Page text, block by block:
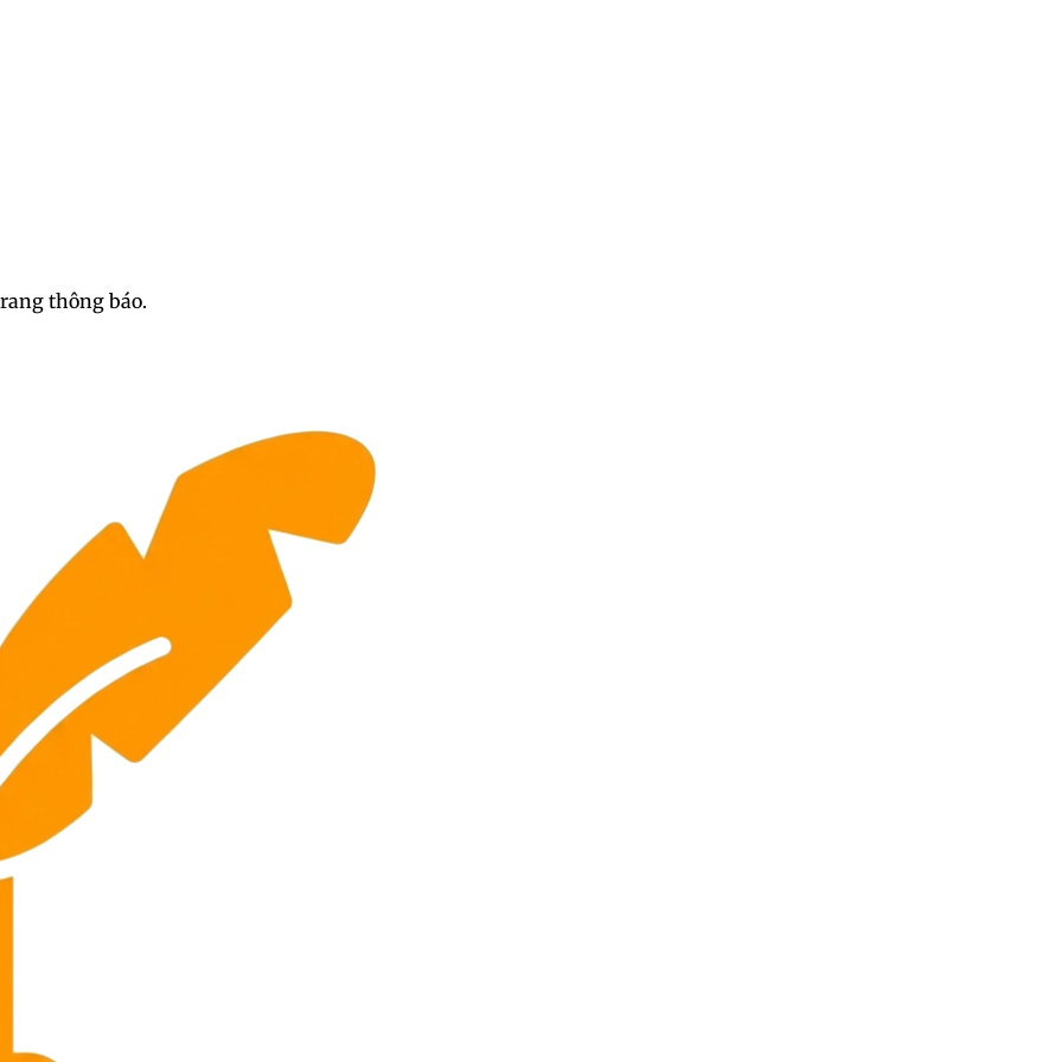
thông báo.
những bức ảnh chất lượng cao